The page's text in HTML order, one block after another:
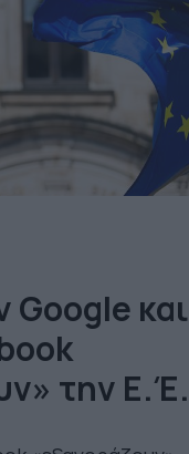
Google και
την Ε.Έ.